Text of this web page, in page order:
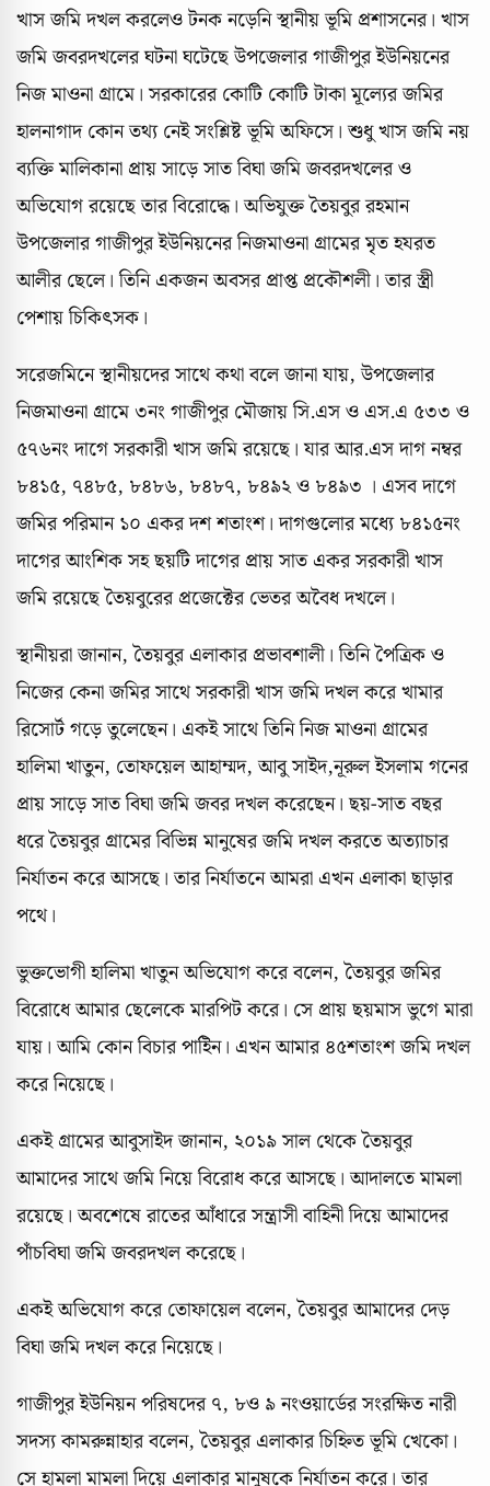
খাস জমি দখল করলেও টনক নড়েনি স্থানীয় ভূমি প্রশাসনের। খাস
জমি জবরদখলের ঘটনা ঘটেছে উপজেলার গাজীপুর ইউনিয়নের
নিজ মাওনা গ্রামে। সরকারের কোটি কোটি টাকা মূল্যের জমির
হালনাগাদ কোন তথ্য নেই সংশ্লিষ্ট ভূমি অফিসে। শুধু খাস জমি নয়
ব্যক্তি মালিকানা প্রায় সাড়ে সাত বিঘা জমি জবরদখলের ও
অভিযোগ রয়েছে তার বিরোদ্ধে। অভিযুক্ত তৈয়বুর রহমান
উপজেলার গাজীপুর ইউনিয়নের নিজমাওনা গ্রামের মৃত হযরত
আলীর ছেলে। তিনি একজন অবসর প্রাপ্ত প্রকৌশলী। তার স্ত্রী
পেশায় চিকিৎসক।
সরেজমিনে স্থানীয়দের সাথে কথা বলে জানা যায়, উপজেলার
নিজমাওনা গ্রামে ৩নং গাজীপুর মৌজায় সি.এস ও এস.এ ৫৩৩ ও
৫৭৬নং দাগে সরকারী খাস জমি রয়েছে। যার আর.এস দাগ নম্বর
৮৪১৫, ৭৪৮৫, ৮৪৮৬, ৮৪৮৭, ৮৪৯২ ও ৮৪৯৩ । এসব দাগে
জমির পরিমান ১০ একর দশ শতাংশ। দাগগুলোর মধ্যে ৮৪১৫নং
দাগের আংশিক সহ ছয়টি দাগের প্রায় সাত একর সরকারী খাস
জমি রয়েছে তৈয়বুরের প্রজেক্টের ভেতর অবৈধ দখলে।
স্থানীয়রা জানান, তৈয়বুর এলাকার প্রভাবশালী। তিনি পৈত্রিক ও
নিজের কেনা জমির সাথে সরকারী খাস জমি দখল করে খামার
রিসোর্ট গড়ে তুলেছেন। একই সাথে তিনি নিজ মাওনা গ্রামের
হালিমা খাতুন, তোফয়েল আহাম্মদ, আবু সাইদ,নূরুল ইসলাম গনের
প্রায় সাড়ে সাত বিঘা জমি জবর দখল করেছেন। ছয়-সাত বছর
ধরে তৈয়বুর গ্রামের বিভিন্ন মানুষের জমি দখল করতে অত্যাচার
নির্যাতন করে আসছে। তার নির্যাতনে আমরা এখন এলাকা ছাড়ার
পথে।
ভুক্তভোগী হালিমা খাতুন অভিযোগ করে বলেন, তৈয়বুর জমির
বিরোধে আমার ছেলেকে মারপিট করে। সে প্রায় ছয়মাস ভুগে মারা
যায়। আমি কোন বিচার পাইিন। এখন আমার ৪৫শতাংশ জমি দখল
করে নিয়েছে।
একই গ্রামের আবুসাইদ জানান, ২০১৯ সাল থেকে তৈয়বুর
আমাদের সাথে জমি নিয়ে বিরোধ করে আসছে। আদালতে মামলা
রয়েছে। অবশেষে রাতের আঁধারে সন্ত্রাসী বাহিনী দিয়ে আমাদের
পাঁচবিঘা জমি জবরদখল করেছে।
একই অভিযোগ করে তোফায়েল বলেন, তৈয়বুর আমাদের দেড়
বিঘা জমি দখল করে নিয়েছে।
গাজীপুর ইউনিয়ন পরিষদের ৭, ৮ও ৯ নংওয়ার্ডের সংরক্ষিত নারী
সদস্য কামরুন্নাহার বলেন, তৈয়বুর এলাকার চিহ্নিত ভূমি খেকো।
সে হামলা মামলা দিয়ে এলাকার মানুষকে নির্যাতন করে। তার